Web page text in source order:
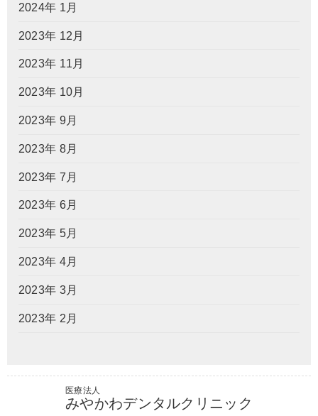
2024年 1月
2023年 12月
2023年 11月
2023年 10月
2023年 9月
2023年 8月
2023年 7月
2023年 6月
2023年 5月
2023年 4月
2023年 3月
2023年 2月
医療法人
みやかわデンタルクリニック